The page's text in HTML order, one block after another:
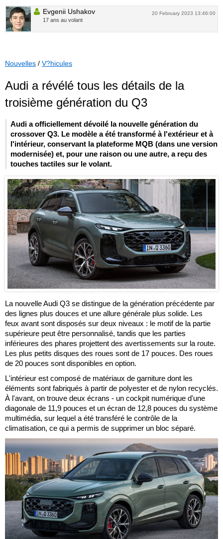
20 February 2023 13:46:00
Evgenii Ushakov
17 ans au volant
Nouvelles / V?hicules
Audi a révélé tous les détails de la
troisième génération du Q3
Audi a officiellement dévoilé la nouvelle génération du
crossover Q3. Le modèle a été transformé à l'extérieur et à
l'intérieur, conservant la plateforme MQB (dans une version
modernisée) et, pour une raison ou une autre, a reçu des
touches tactiles sur le volant.
La nouvelle Audi Q3 se distingue de la génération précédente par
des lignes plus douces et une allure générale plus solide. Les
feux avant sont disposés sur deux niveaux : le motif de la partie
supérieure peut être personnalisé, tandis que les parties
inférieures des phares projettent des avertissements sur la route.
Les plus petits disques des roues sont de 17 pouces. Des roues
de 20 pouces sont disponibles en option.
L'intérieur est composé de matériaux de garniture dont les
éléments sont fabriqués à partir de polyester et de nylon recyclés.
À l'avant, on trouve deux écrans - un cockpit numérique d'une
diagonale de 11,9 pouces et un écran de 12,8 pouces du système
multimédia, sur lequel a été transféré le contrôle de la
climatisation, ce qui a permis de supprimer un bloc séparé.